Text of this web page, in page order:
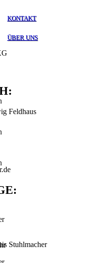
KONTAKT
ÜBER UNS
Feldhaus
Stuhlmacher